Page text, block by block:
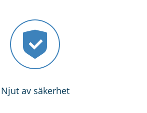
Njut av säkerhet